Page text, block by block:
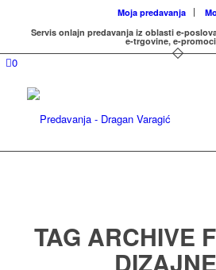
Moja predavanja
Servis onlajn predavanja iz oblasti e-
e-trgovine, e-
0
TAG ARCHIVE